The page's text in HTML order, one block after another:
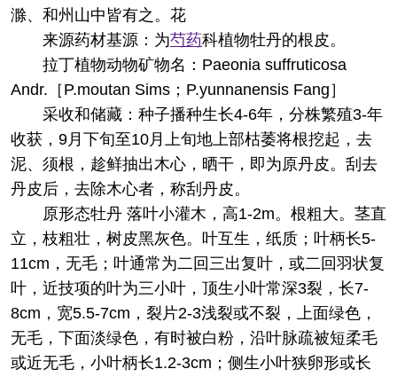
滁、和州山中皆有之。花
来源药材基源：为芍药科植物牡丹的根皮。
拉丁植物动物矿物名：Paeonia suffruticosa
Andr.［P.moutan Sims；P.yunnanensis Fang］
采收和储藏：种子播种生长4-6年，分株繁殖3-年
收获，9月下旬至10月上旬地上部枯萎将根挖起，去
泥、须根，趁鲜抽出木心，晒干，即为原丹皮。刮去
丹皮后，去除木心者，称刮丹皮。
原形态牡丹 落叶小灌木，高1-2m。根粗大。茎直
立，枝粗壮，树皮黑灰色。叶互生，纸质；叶柄长5-
11cm，无毛；叶通常为二回三出复叶，或二回羽状复
叶，近技项的叶为三小叶，顶生小叶常深3裂，长7-
8cm，宽5.5-7cm，裂片2-3浅裂或不裂，上面绿色，
无毛，下面淡绿色，有时被白粉，沿叶脉疏被短柔毛
或近无毛，小叶柄长1.2-3cm；侧生小叶狭卵形或长